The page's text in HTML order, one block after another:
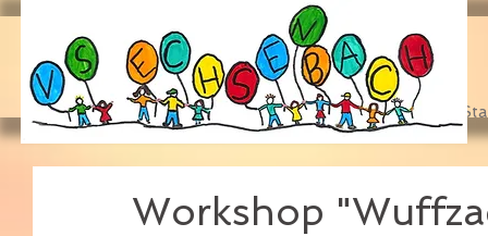
Workshop